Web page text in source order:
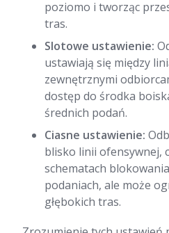
poziomo i tworząc
tras.
Slotowe ustawienie:
ustawiają się między
zewnętrznymi
dostęp do środka
średnich podań.
Ciasne ustawienie:
blisko linii ofensywnej,
schematach
podaniach, ale może
głębokich tras.